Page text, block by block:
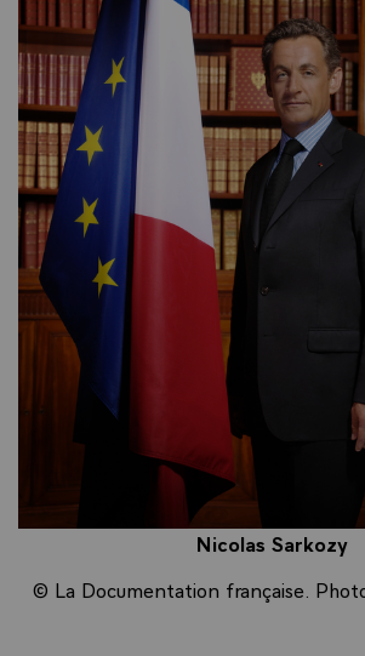
Nicolas Sarkozy
© La Documentation française.